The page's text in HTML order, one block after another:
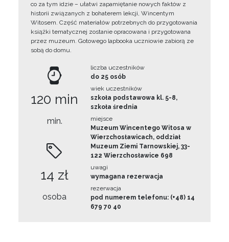
co za tym idzie – ułatwi zapamiętanie nowych faktów z
historii związanych z bohaterem lekcji, Wincentym
Witosem. Część materiałów potrzebnych do przygotowania
książki tematycznej zostanie opracowana i przygotowana
przez muzeum. Gotowego lapbooka uczniowie zabiorą ze
sobą do domu.
120 min
min.
14 zł
osoba
liczba uczestników
do 25 osób
wiek uczestników
szkoła podstawowa kl. 5-8,
szkoła średnia
miejsce
Muzeum Wincentego Witosa w
Wierzchosławicach, oddział
Muzeum Ziemi Tarnowskiej, 33-
122 Wierzchosławice 698
uwagi
wymagana rezerwacja
rezerwacja
pod numerem telefonu: (+48) 14
679 70 40